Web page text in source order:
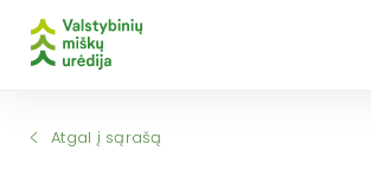
Atgal į sąrašą